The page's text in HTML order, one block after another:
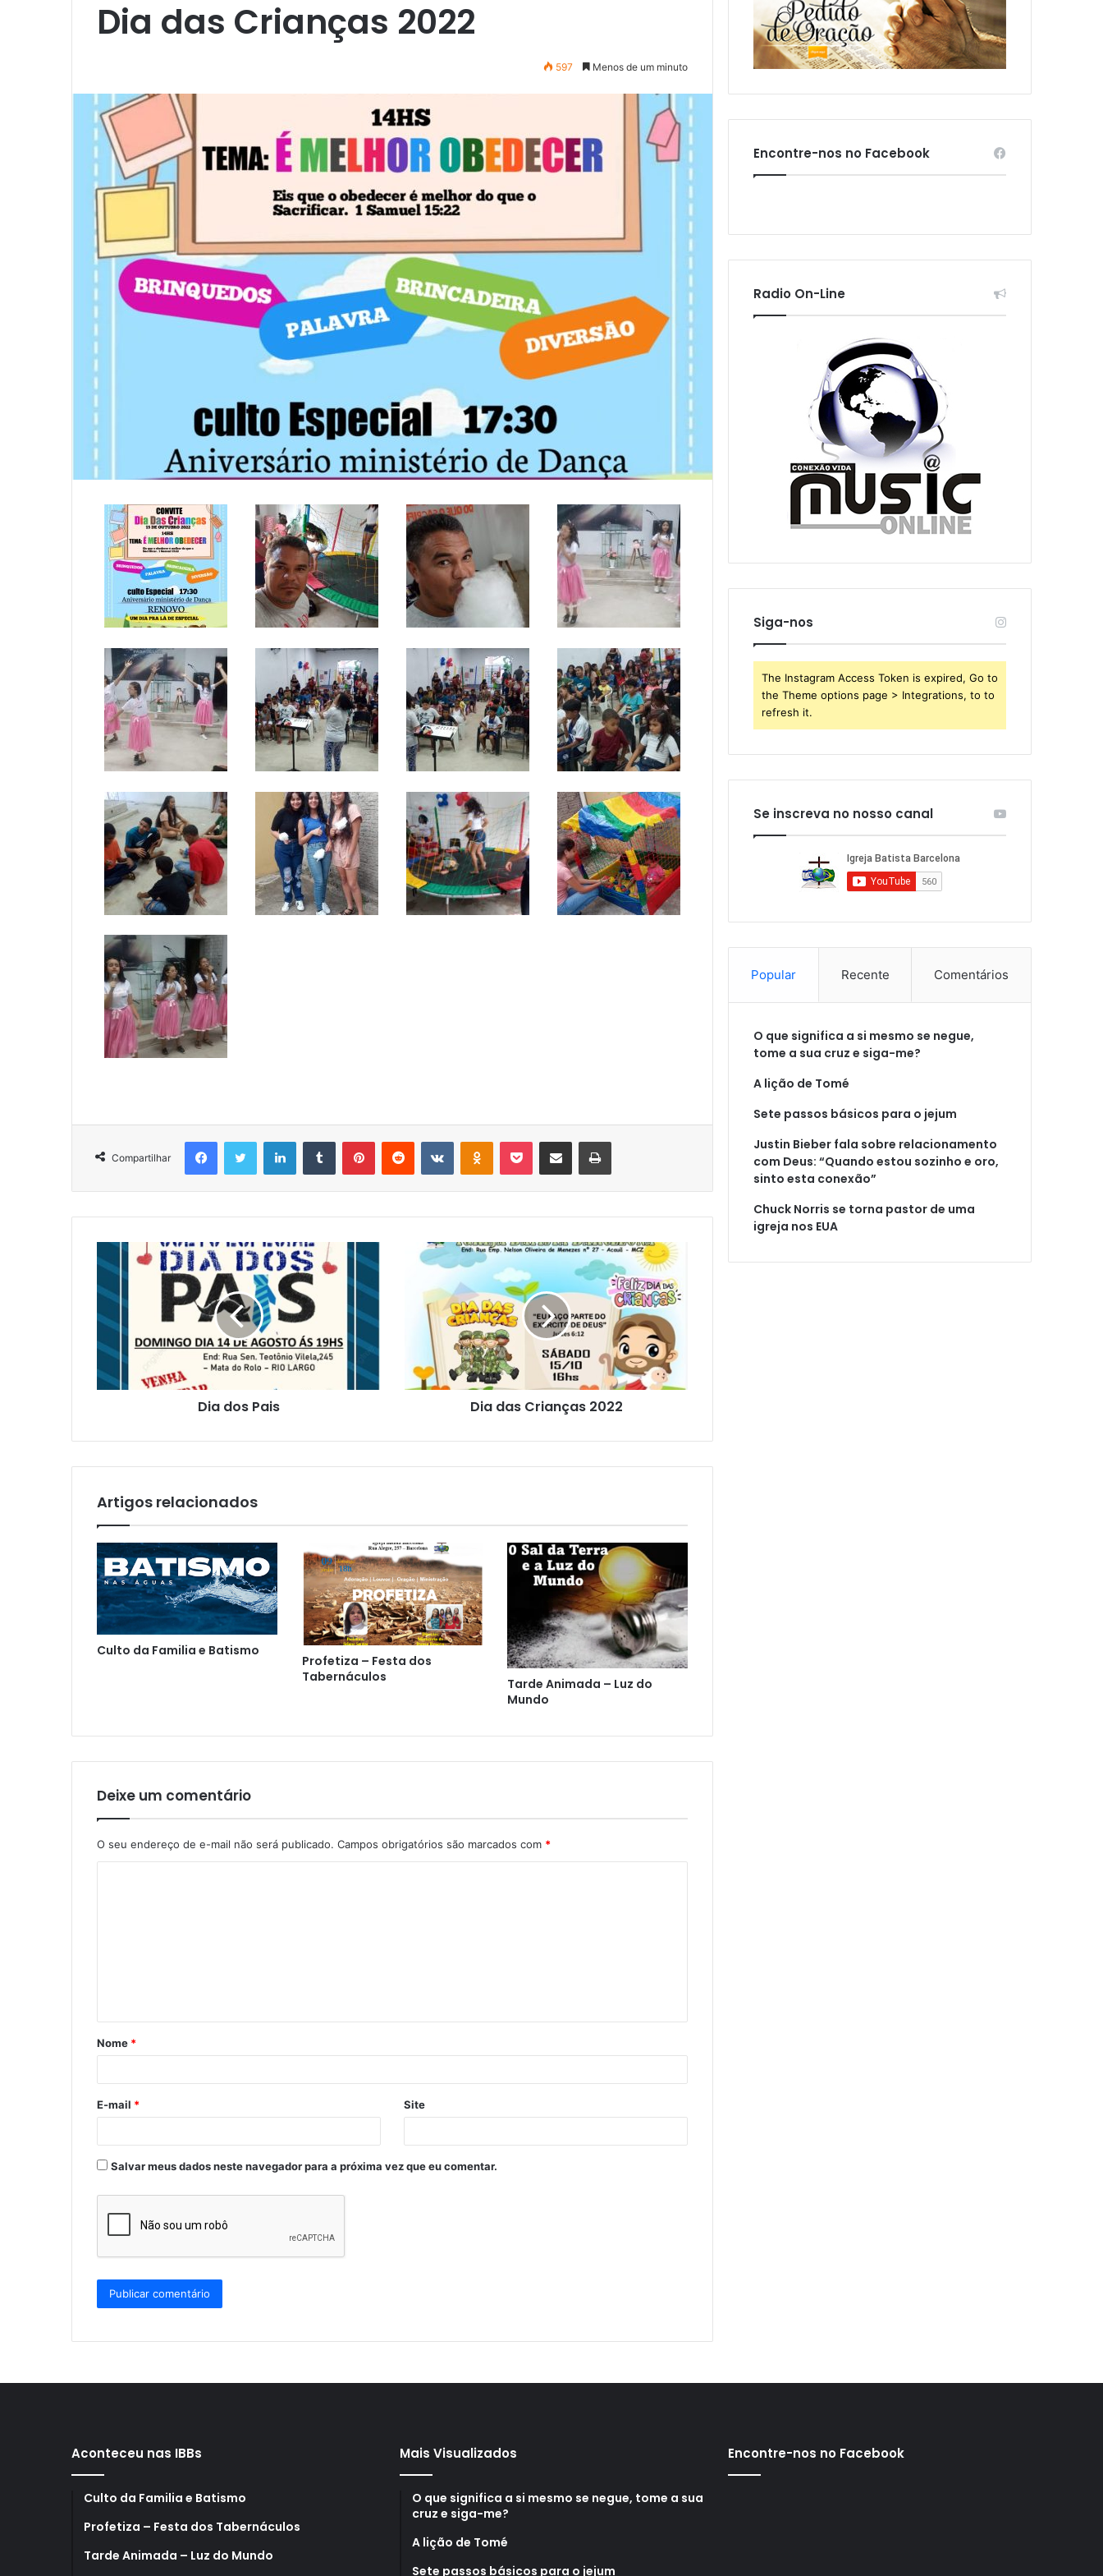
Dia das Crianças 2022
597 Menos de um minuto
Compartilhar
Dia dos Pais Dia das Crianças 2022
Artigos relacionados
Culto da Familia e Batismo
Profetiza – Festa dos
Tabernáculos
Tarde Animada – Luz do
Mundo
Deixe um comentário
O seu endereço de e-mail não será publicado. Campos obrigatórios são marcados com *
á
r
*
Nome *
E-mail * Site
Salvar meus dados neste navegador para a próxima vez que eu comentar.
Encontre-nos no Facebook
Radio On-Line
Siga-nos
The Instagram Access Token is expired, Go to
the Theme options page > Integrations, to to
refresh it.
Se inscreva no nosso canal
Popular Recente Comentários
O que significa a si mesmo se negue,
tome a sua cruz e siga-me?
A lição de Tomé
Sete passos básicos para o jejum
Justin Bieber fala sobre relacionamento
com Deus: “Quando estou sozinho e oro,
sinto esta conexão”
Chuck Norris se torna pastor de uma
igreja nos EUA
Aconteceu nas IBBs
Culto da Familia e Batismo
Profetiza – Festa dos Tabernáculos
Tarde Animada – Luz do Mundo
Mais Visualizados
O que significa a si mesmo se negue, tome a sua
cruz e siga-me?
A lição de Tomé
Sete passos básicos para o jejum
Encontre-nos no Facebook